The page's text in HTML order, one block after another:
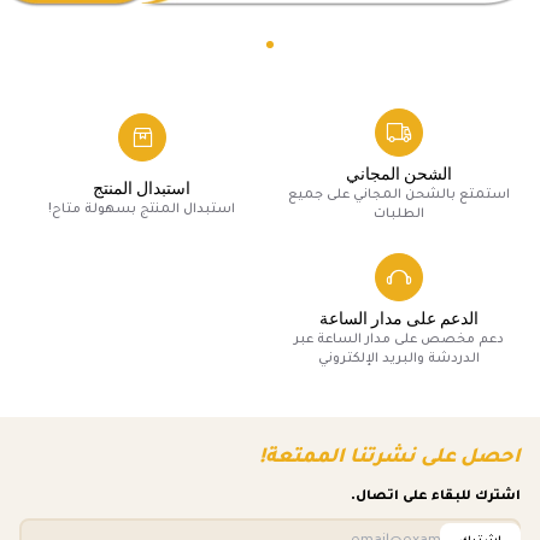
الشحن المجاني
استمتع بالشحن المجاني على جميع
الطلبات
استبدال المنتج
استبدال المنتج بسهولة متاح!
الدعم على مدار الساعة
دعم مخصص على مدار الساعة عبر
الدردشة والبريد الإلكتروني
احصل على نشرتنا الممتعة!
اشترك للبقاء على اتصال.